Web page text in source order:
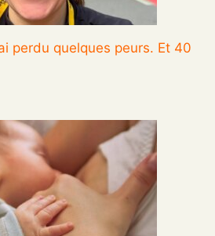
perdu quelques peurs. Et 40